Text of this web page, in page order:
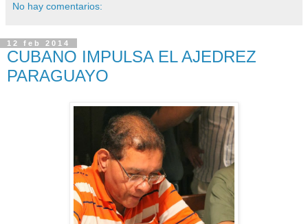
No hay comentarios:
12 feb 2014
CUBANO IMPULSA EL AJEDREZ
PARAGUAYO